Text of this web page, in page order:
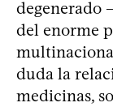
degenerado
del enorme
duda la
medicinas,